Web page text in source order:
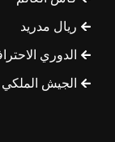
ريال مدريد
الدوري
الجيش الملكي